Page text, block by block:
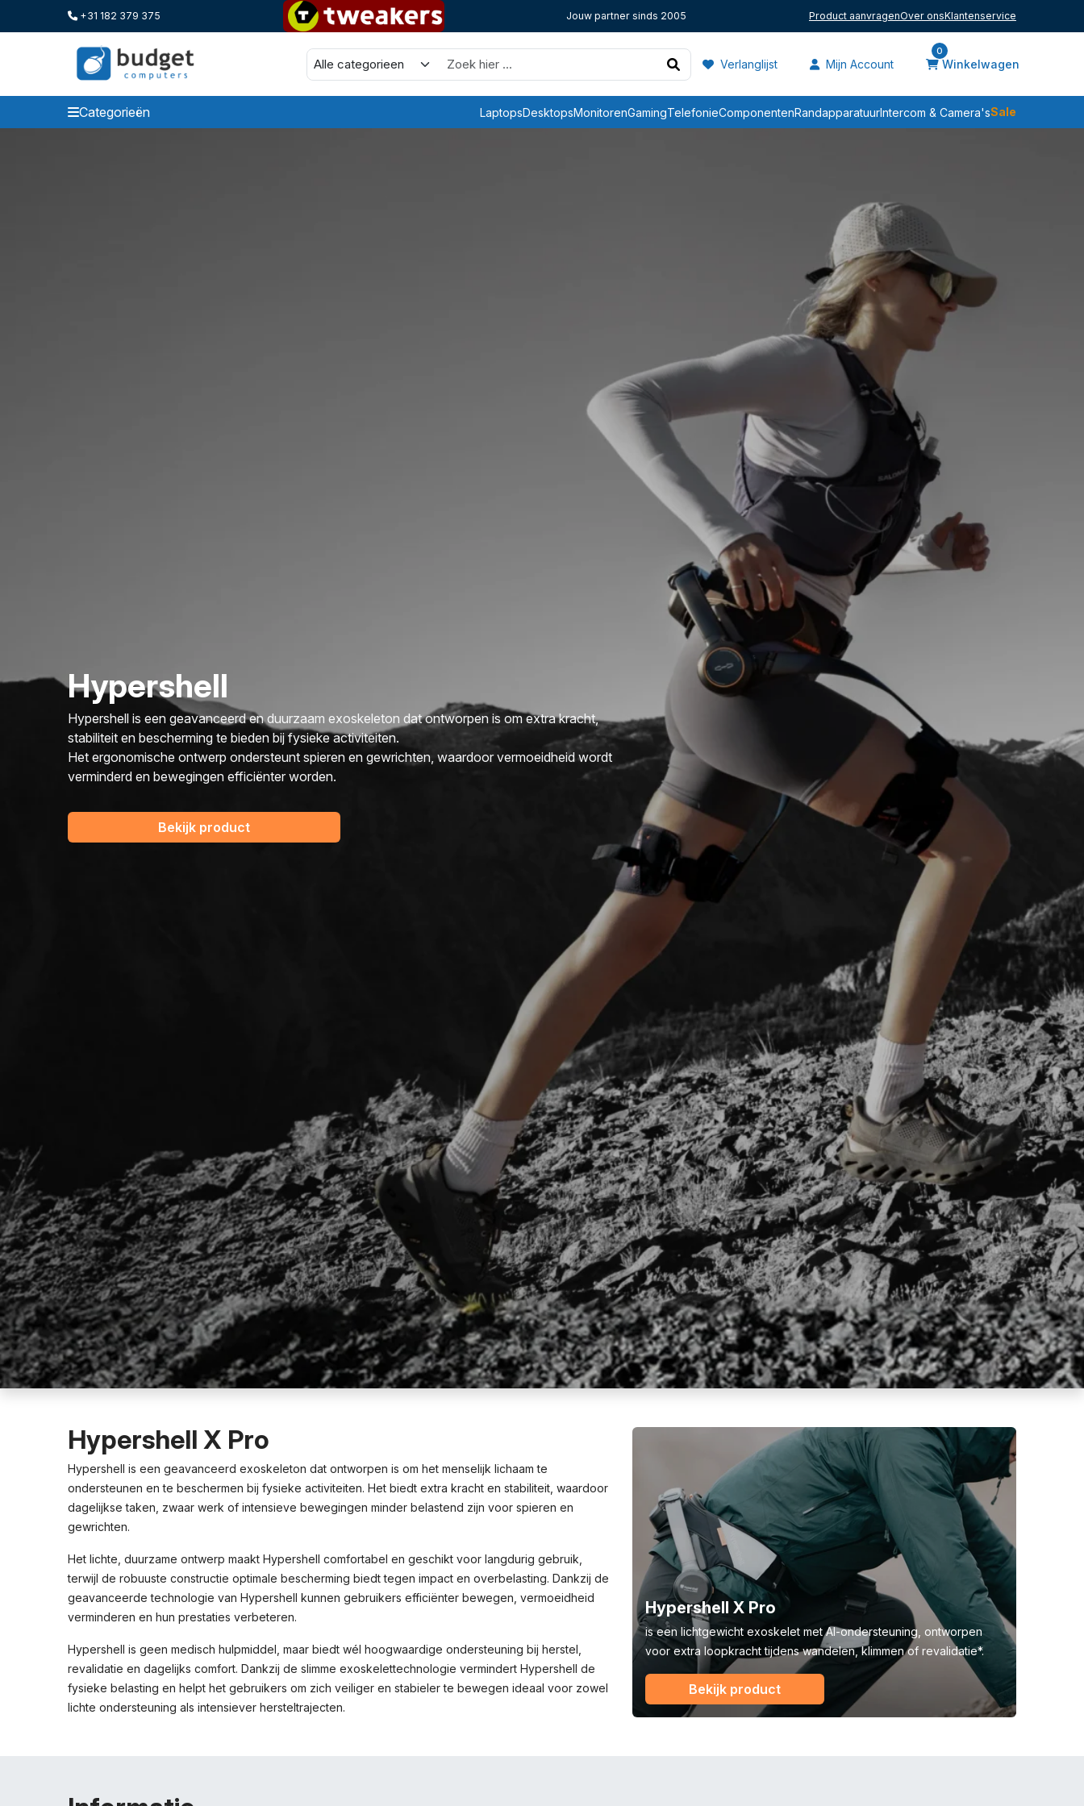
+31 182 379 375 Jouw partner sinds 2005 Product aanvragenOver onsKlantenservice
Verlanglijst Mijn Account
0
Winkelwagen
Categorieën LaptopsDesktopsMonitorenGamingTelefonieComponentenRandapparatuurIntercom & Camera'sSale
Hypershell
Hypershell is een geavanceerd en duurzaam exoskeleton dat ontworpen is om extra kracht,
stabiliteit en bescherming te bieden bij fysieke activiteiten.
Het ergonomische ontwerp ondersteunt spieren en gewrichten, waardoor vermoeidheid wordt
verminderd en bewegingen efficiënter worden.
Bekijk product
Hypershell X Pro
Hypershell is een geavanceerd exoskeleton dat ontworpen is om het menselijk lichaam te
ondersteunen en te beschermen bij fysieke activiteiten. Het biedt extra kracht en stabiliteit, waardoor
dagelijkse taken, zwaar werk of intensieve bewegingen minder belastend zijn voor spieren en
gewrichten.
Het lichte, duurzame ontwerp maakt Hypershell comfortabel en geschikt voor langdurig gebruik,
terwijl de robuuste constructie optimale bescherming biedt tegen impact en overbelasting. Dankzij de
geavanceerde technologie van Hypershell kunnen gebruikers efficiënter bewegen, vermoeidheid
verminderen en hun prestaties verbeteren.
Hypershell is geen medisch hulpmiddel, maar biedt wél hoogwaardige ondersteuning bij herstel,
revalidatie en dagelijks comfort. Dankzij de slimme exoskelettechnologie vermindert Hypershell de
fysieke belasting en helpt het gebruikers om zich veiliger en stabieler te bewegen ideaal voor zowel
lichte ondersteuning als intensiever hersteltrajecten.
Hypershell X Pro
is een lichtgewicht exoskelet met AI-ondersteuning, ontworpen
voor extra loopkracht tijdens wandelen, klimmen of revalidatie*.
Bekijk product